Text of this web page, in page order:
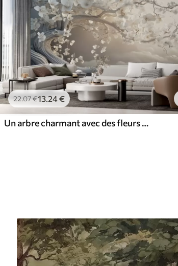
22.07€13.24€
Un arbre charmant avec des fleurs blanches sur fond de nuages dans un style intéressant aux couleurs chaudes et délicates